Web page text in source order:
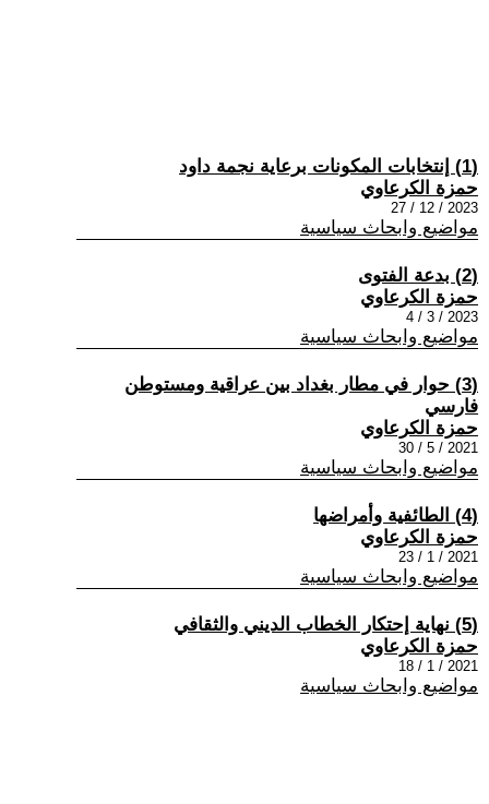
(1) إنتخابات المكونات برعاية نجمة داود
حمزة الكرعاوي
2023 / 12 / 27
مواضيع وابحاث سياسية
(2) بدعة الفتوى
حمزة الكرعاوي
2023 / 3 / 4
مواضيع وابحاث سياسية
(3) حوار في مطار بغداد بين عراقية ومستوطن
فارسي
حمزة الكرعاوي
2021 / 5 / 30
مواضيع وابحاث سياسية
(4) الطائفية وأمراضها
حمزة الكرعاوي
2021 / 1 / 23
مواضيع وابحاث سياسية
(5) نهاية إحتكار الخطاب الديني والثقافي
حمزة الكرعاوي
2021 / 1 / 18
مواضيع وابحاث سياسية